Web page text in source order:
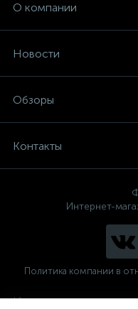
О компании
Новости
Обзоры
Контакты
Интернет-
Политика компании в
Интернет магазин